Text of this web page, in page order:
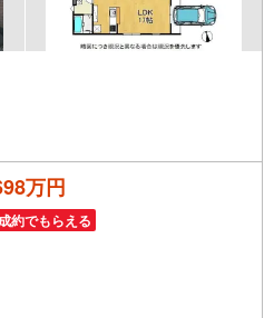
万円
約でもらえる